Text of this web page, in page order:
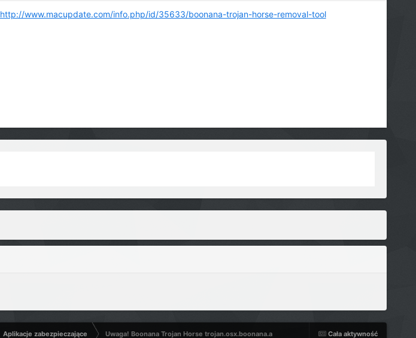
http://www.macupdate.com/info.php/id/35633/boonana-trojan-horse-removal-tool
Cała aktywność
Aplikacje zabezpieczające Uwaga! Boonana Trojan Horse trojan.osx.boonana.a